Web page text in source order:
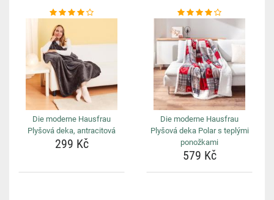
Die moderne Hausfrau
Plyšová deka, antracitová
299 Kč
Die moderne Hausfrau
Plyšová deka Polar s teplými
ponožkami
579 Kč